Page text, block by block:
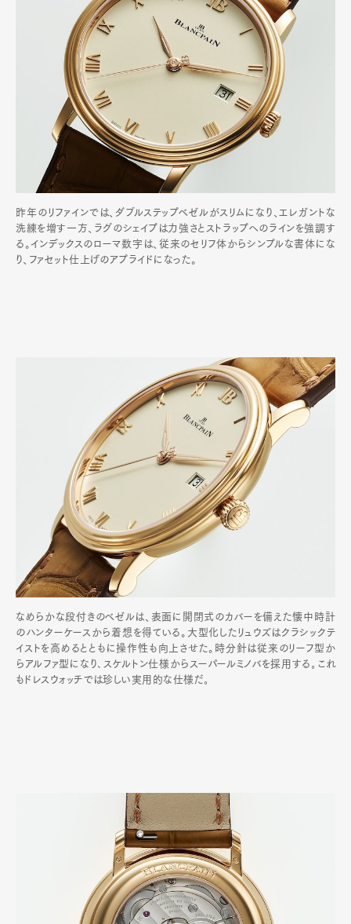
昨年のリファインでは、ダブルステップベゼルがスリムになり、エレガントな
洗練を増す一方、ラグのシェイプは力強さとストラップへのラインを強調す
る。インデックスのローマ数字は、従来のセリフ体からシンプルな書体にな
り、ファセット仕上げのアプライドになった。
なめらかな段付きのベゼルは、表面に開閉式のカバーを備えた懐中時計
のハンターケースから着想を得ている。大型化したリュウズはクラシックテ
イストを高めるとともに操作性も向上させた。時分針は従来のリーフ型か
らアルファ型になり､スケルトン仕様からスーパールミノバを採用する｡これ
もドレスウォッチでは珍しい実用的な仕様だ｡